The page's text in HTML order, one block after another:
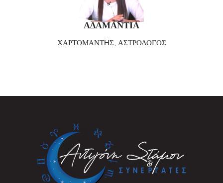
ΑΔΑΜΑΝΤΙΑ
ΧΑΡΤΟΜΑΝΤHΣ, ΑΣΤΡΟΛΟΓΟΣ